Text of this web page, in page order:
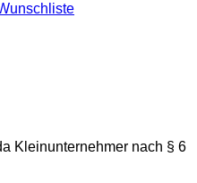
Kleinunternehmer nach § 6